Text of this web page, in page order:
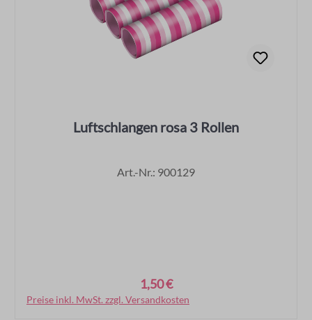
Luftschlangen rosa 3 Rollen
Art.-Nr.: 900129
1,50 €
Preise inkl. MwSt. zzgl. Versandkosten
In den Warenkorb